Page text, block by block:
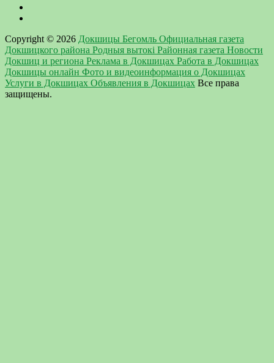
Copyright © 2026 Докшицы Бегомль Официальная газета
Докшицкого района Родныя вытокi Районная газета Новости
Докшиц и региона Реклама в Докшицах Работа в Докшицах
Докшицы онлайн Фото и видеоинформация о Докшицах
Услуги в Докшицах Объявления в Докшицах Все права
защищены.